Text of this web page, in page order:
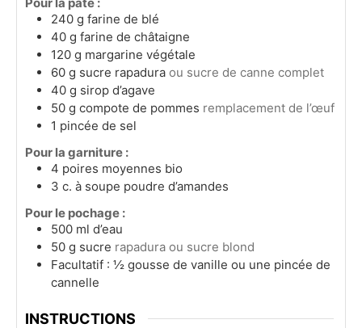
240 g farine de blé
40 g farine de châtaigne
120 g margarine végétale
60 g sucre rapadura ou sucre de canne complet
40 g sirop d’agave
50 g compote de pommes remplacement de l’œuf
1 pincée de sel
Pour la garniture :
4 poires moyennes bio
3 c. à soupe poudre d’amandes
Pour le pochage :
500 ml d’eau
50 g sucre rapadura ou sucre blond
Facultatif : ½ gousse de vanille ou une pincée de
cannelle
INSTRUCTIONS